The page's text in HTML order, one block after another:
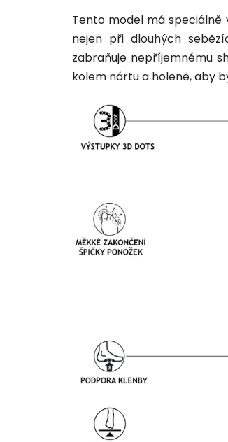
Tento model má
nejen při dlouhých
zabraňuje nepříjemnému
kolem nártu a holeně, aby